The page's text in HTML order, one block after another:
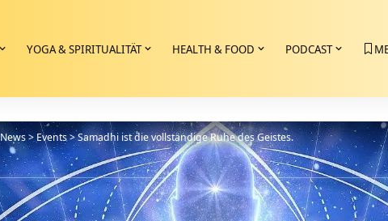
YOGA & SPIRITUALITÄT HEALTH & FOOD PODCAST
News>Events>Samadhi ist die vollständige Ruhe des Geistes.